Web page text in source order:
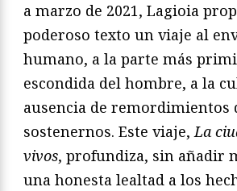
a marzo de 2021, Lagioia
poderoso texto un viaje al
humano, a la parte más
escondida del hombre, a la
ausencia de remordimientos
sostenernos. Este viaje,La
vivos, profundiza, sin añadir
una honesta lealtad a los